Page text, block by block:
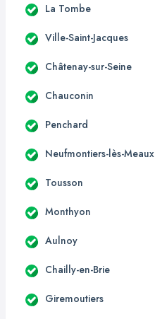
La Tombe
Ville-Saint-Jacques
Châtenay-sur-Seine
Chauconin
Penchard
Neufmontiers-lès-Meaux
Tousson
Monthyon
Aulnoy
Chailly-en-Brie
Giremoutiers